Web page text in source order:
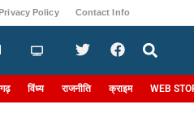
Policy Contact Info
विंध्य राजनीति क्राइम WEB